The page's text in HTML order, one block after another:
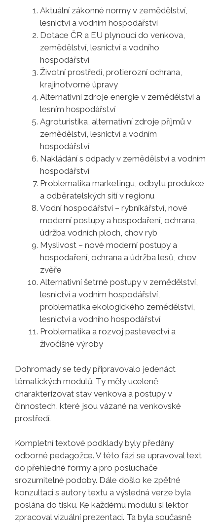
Aktuální zákonné normy v zemědělství,
lesnictví a vodním hospodářství
Dotace ČR a EU plynoucí do venkova,
zemědělství, lesnictví a vodního
hospodářství
Životní prostředí, protierozní ochrana,
krajinotvorné úpravy
Alternativní zdroje energie v zemědělství a
lesním hospodářství
Agroturistika, alternativní zdroje příjmů v
zemědělství, lesnictví a vodním
hospodářství
Nakládání s odpady v zemědělství a vodním
hospodářství
Problematika marketingu, odbytu produkce
a odběratelských sítí v regionu
Vodní hospodářství – rybníkářství, nové
moderní postupy a hospodaření, ochrana,
údržba vodních ploch, chov ryb
Myslivost – nové moderní postupy a
hospodaření, ochrana a údržba lesů, chov
zvěře
Alternativní šetrné postupy v zemědělství,
lesnictví a vodním hospodářství,
problematika ekologického zemědělství,
lesnictví a vodního hospodářství
Problematika a rozvoj pastevectví a
živočišné výroby
Dohromady se tedy připravovalo jedenáct
tématických modulů. Ty měly uceleně
charakterizovat stav venkova a postupy v
činnostech, které jsou vázané na venkovské
prostředí.
Kompletní textové podklady byly předány
odborné pedagožce. V této fázi se upravoval text
do přehledné formy a pro posluchače
srozumitelné podoby. Dále došlo ke zpětné
konzultaci s autory textu a výsledná verze byla
poslána do tisku. Ke každému modulu si lektor
zpracoval vizuální prezentaci. Ta byla současně